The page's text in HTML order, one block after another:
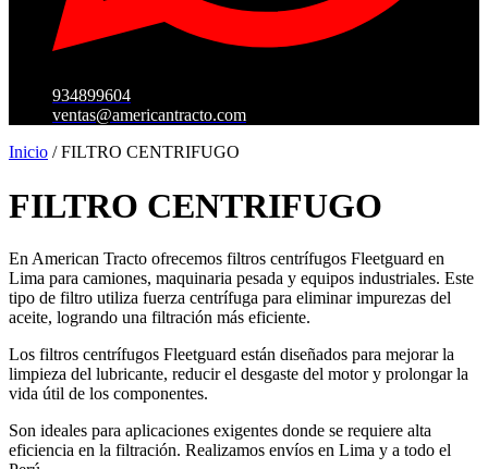
934899604
ventas@americantracto.com
Inicio / FILTRO CENTRIFUGO
FILTRO CENTRIFUGO
En American Tracto ofrecemos filtros centrífugos Fleetguard en
Lima para camiones, maquinaria pesada y equipos industriales. Este
tipo de filtro utiliza fuerza centrífuga para eliminar impurezas del
aceite, logrando una filtración más eficiente.
Los filtros centrífugos Fleetguard están diseñados para mejorar la
limpieza del lubricante, reducir el desgaste del motor y prolongar la
vida útil de los componentes.
Son ideales para aplicaciones exigentes donde se requiere alta
eficiencia en la filtración. Realizamos envíos en Lima y a todo el